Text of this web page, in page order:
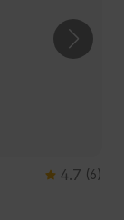
4.7 (6)